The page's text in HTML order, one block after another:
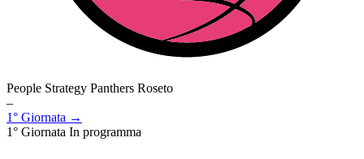
People Strategy Panthers Roseto
–
1° Giornata →
1° Giornata In programma